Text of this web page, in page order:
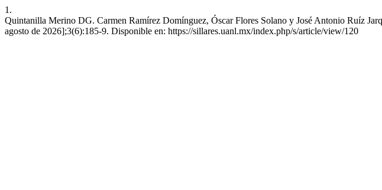
1.
Quintanilla Merino DG. Carmen Ramírez Domínguez, Óscar Flores Solano y José Antonio Ruíz
agosto de 2026];3(6):185-9. Disponible en: https://sillares.uanl.mx/index.php/s/article/view/120